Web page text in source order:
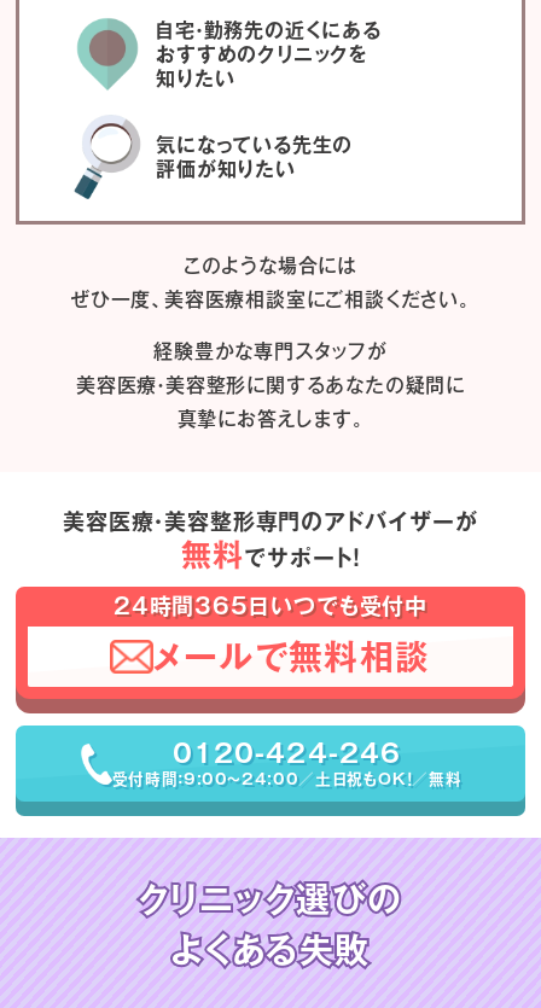
自宅・勤務先の近くにある
おすすめのクリニックを
知りたい
気になっている先生の
評価が知りたい
このような場合には
ぜひ一度、美容医療相談室にご相談ください。
経験豊かな専門スタッフが
美容医療・美容整形に関するあなたの疑問に
真摯にお答えします。
美容医療・美容整形専門のアドバイザーが
無料でサポート！
24時間365日いつでも受付中
メールで無料相談
0120-424-246
受付時間：9:00〜24:00／土日祝もOK！／無料
クリニック選びの
よくある失敗